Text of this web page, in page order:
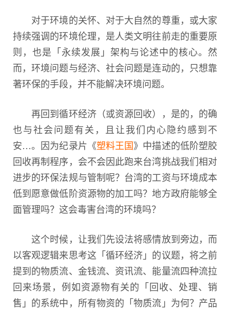
对于环境的关怀、对于大自然的尊重，或大家
持续强调的环境伦理，是人类文明往前走的重要原
则，也是「永续发展」架构与论述中的核心。然
而，环境问题与经济、社会问题是连动的，只想靠
著环保的手段，并不能解决环境问题。
再回到循环经济（或资源回收），是的，的确
也与社会问题有关，且让我们内心隐约感到不
安…。因为纪录片《塑料王国》中描述的低阶塑胶
回收再制程序，会不会因此跑来台湾挑战我们相对
进步的环保法规与管制呢？台湾的工资与环境成本
低到愿意做低阶资源物的加工吗？地方政府能够全
面管理吗？这会毒害台湾的环境吗？
这个时候，让我们先设法将感情放到旁边，而
以客观逻辑来思考这「循环经济」的议题，将之前
提到的物质流、金钱流、资讯流、能量流四种流拉
回来场景，例如资源物有关的「回收、处理、销
售」的系统中，所有物资的「物质流」为何？产品